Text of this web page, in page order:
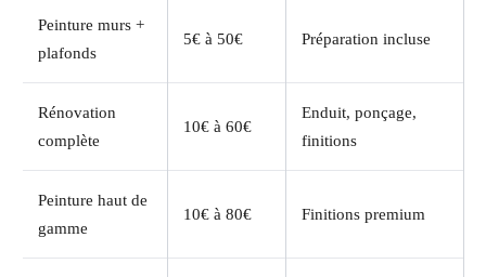
Peinture murs +
plafonds
5€ à 50€ Préparation incluse
Rénovation
complète
10€ à 60€
Enduit, ponçage,
finitions
Peinture haut de
gamme
10€ à 80€ Finitions premium